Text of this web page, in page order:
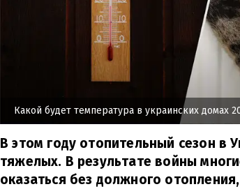
Какой будет температура в украинских домах
В этом году отопительный сезон в
тяжелых. В результате войны
оказаться без должного